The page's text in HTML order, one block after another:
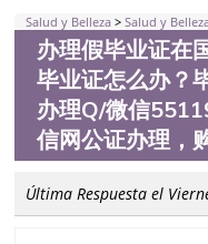
Salud y Belleza >Salud y
办理假毕业证在
毕业证怎么办？
办理Q/微信
信网公证办理，
Última Respuesta el